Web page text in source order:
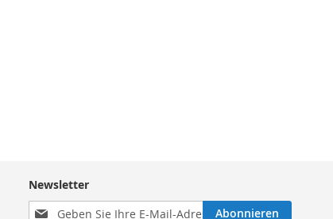
Newsletter
Melden
Abonnieren